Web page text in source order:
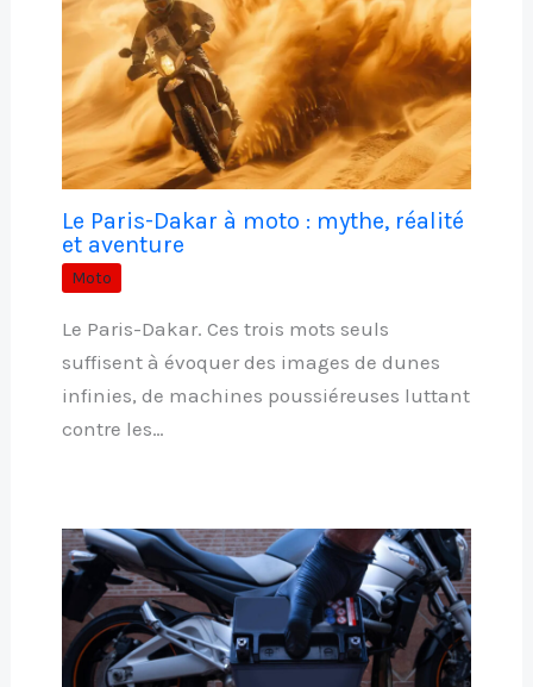
Le Paris-Dakar à moto : mythe, réalité
et aventure
Moto
Le Paris-Dakar. Ces trois mots seuls
suffisent à évoquer des images de dunes
infinies, de machines poussiéreuses luttant
contre les…